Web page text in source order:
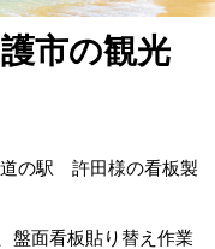
市の観光
の駅 許田様の看板製
盤面看板貼り替え作業